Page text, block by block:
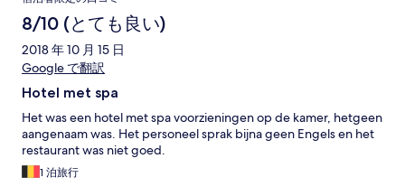
8/10 (とても良い)
2018 年 10 月 15 日
Google で翻訳
Hotel met spa
Het was een hotel met spa voorzieningen op de kamer, hetgeen
aangenaam was. Het personeel sprak bijna geen Engels en het
restaurant was niet goed.
1 泊旅行